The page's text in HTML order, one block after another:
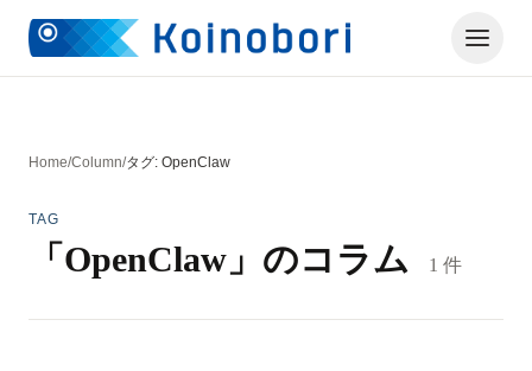
Home/Column/タグ: OpenClaw
TAG
「OpenClaw」のコラム 1 件